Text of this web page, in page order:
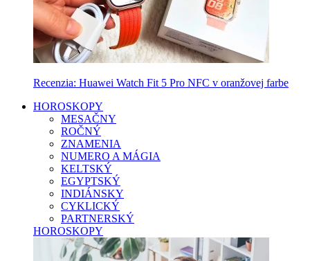
Recenzia: Huawei Watch Fit 5 Pro NFC v oranžovej farbe
HOROSKOPY
MESAČNY
ROČNÝ
ZNAMENIA
NUMERO A MÁGIA
KELTSKÝ
EGYPTSKÝ
INDIÁNSKY
CYKLICKÝ
PARTNERSKÝ
HOROSKOPY